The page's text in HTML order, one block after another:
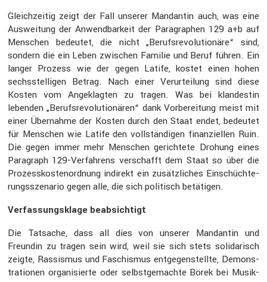
Gleich­zeitig zeigt der Fall unserer Mandantin auch, was eine
Auswei­tung der Anwend­bar­keit der Paragra­phen 129 a+b auf
Menschen bedeutet, die nicht „Berufs­re­vo­lu­tio­näre“ sind,
sondern die ein Leben zwischen Familie und Beruf führen. Ein
langer Prozess wie der gegen Latife, kostet einen hohen
sechs­stel­ligen Betrag. Nach einer Verur­tei­lung sind diese
Kosten vom Angeklagten zu tragen. Was bei klandestin
lebenden „Berufs­re­vo­lu­tio­nären“ dank Vorbe­rei­tung meist mit
einer Übernahme der Kosten durch den Staat endet, bedeutet
für Menschen wie Latife den vollstän­digen finan­zi­ellen Ruin.
Die gegen immer mehr Menschen gerich­tete Drohung eines
Paragraph 129-Verfah­rens verschafft dem Staat so über die
Prozess­kos­ten­ord­nung indirekt ein zusätz­li­ches Einschüch­te­
rungs­sze­nario gegen alle, die sich politisch betätigen.
Verfas­sungs­klage beabsich­tigt
Die Tatsache, dass all dies von unserer Mandantin und
Freundin zu tragen sein wird, weil sie sich stets solida­risch
zeigte, Rassismus und Faschismus entge­gen­stellte, Demons­
tra­tionen organi­sierte oder selbst­ge­machte Börek bei Musik­